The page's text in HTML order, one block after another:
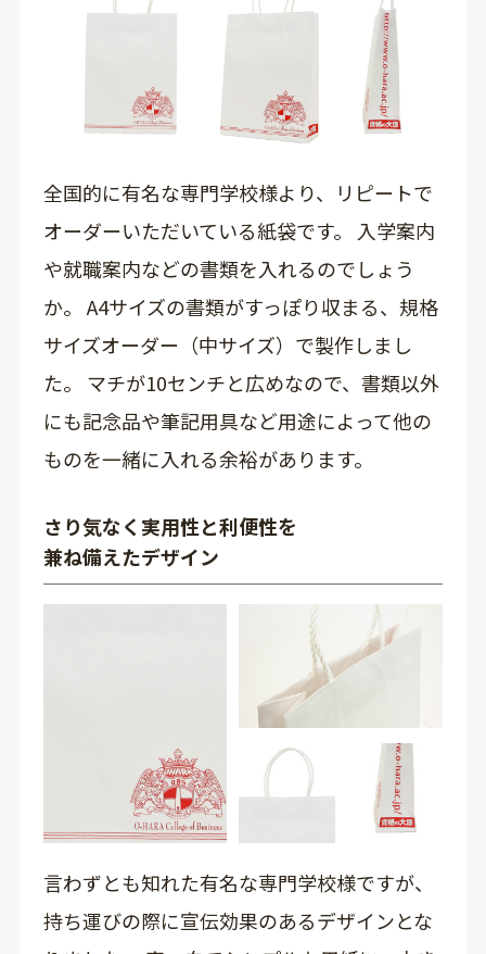
全国的に有名な専門学校様より、リピートで
オーダーいただいている紙袋です。 入学案内
や就職案内などの書類を入れるのでしょう
か。 A4サイズの書類がすっぽり収まる、規格
サイズオーダー（中サイズ）で製作しまし
た。 マチが10センチと広めなので、書類以外
にも記念品や筆記用具など用途によって他の
ものを一緒に入れる余裕があります。
さり気なく実用性と利便性を
兼ね備えたデザイン
言わずとも知れた有名な専門学校様ですが、
持ち運びの際に宣伝効果のあるデザインとな